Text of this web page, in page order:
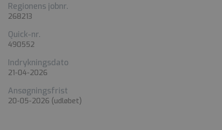
Regionens jobnr.
268213
Quick-nr.
490552
Indrykningsdato
21-04-2026
Ansøgningsfrist
20-05-2026 (udløbet)